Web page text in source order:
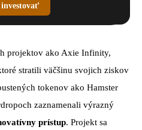
projektov ako Axie Infinity,
stratili väčšinu svojich ziskov
tokenov ako Hamster
zaznamenali výrazný
prístup. Projekt sa